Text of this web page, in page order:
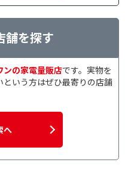
舗を探す
ンの家電量販店です。実物を
いう方はぜひ最寄りの店舗
へ